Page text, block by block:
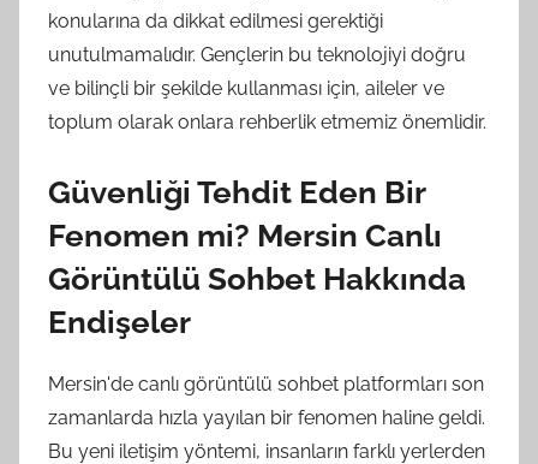
konularına da dikkat edilmesi gerektiği
unutulmamalıdır. Gençlerin bu teknolojiyi doğru
ve bilinçli bir şekilde kullanması için, aileler ve
toplum olarak onlara rehberlik etmemiz önemlidir.
Güvenliği Tehdit Eden Bir
Fenomen mi? Mersin Canlı
Görüntülü Sohbet Hakkında
Endişeler
Mersin'de canlı görüntülü sohbet platformları son
zamanlarda hızla yayılan bir fenomen haline geldi.
Bu yeni iletişim yöntemi, insanların farklı yerlerden